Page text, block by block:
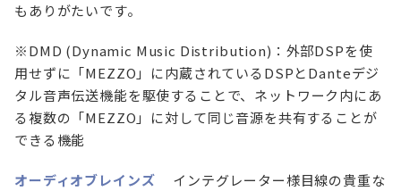
もありがたいです。
※DMD (Dynamic Music Distribution)：外部DSPを使
用せずに「MEZZO」に内蔵されているDSPとDanteデジ
タル音声伝送機能を駆使することで、ネットワーク内にあ
る複数の「MEZZO」に対して同じ音源を共有することが
できる機能
オーディオブレインズ
インテグレーター様目線の貴重な